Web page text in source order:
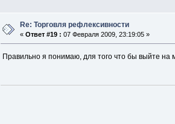
Re: Торговля рефлексивности
«Ответ #19 : 07 Февраля 2009, 23:19:05 »
Правильно я понимаю, для того что бы выйте